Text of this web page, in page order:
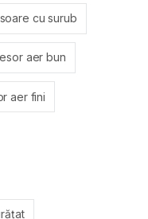
cu surub
aer bun
aer fini